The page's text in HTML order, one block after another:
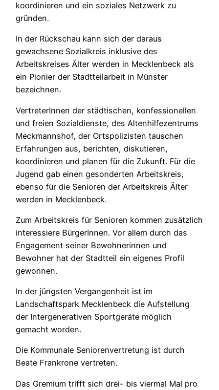
koordinieren und ein soziales Netzwerk zu
gründen.
In der Rückschau kann sich der daraus
gewachsene Sozialkreis inklusive des
Arbeitskreises Älter werden in Mecklenbeck als
ein Pionier der Stadtteilarbeit in Münster
bezeichnen.
VertreterInnen der städtischen, konfessionellen
und freien Sozialdienste, des Altenhilfezentrums
Meckmannshof, der Ortspolizisten tauschen
Erfahrungen aus, berichten, diskutieren,
koordinieren und planen für die Zukunft. Für die
Jugend gab einen gesonderten Arbeitskreis,
ebenso für die Senioren der Arbeitskreis Älter
werden in Mecklenbeck.
Zum Arbeitskreis für Senioren kommen zusätzlich
interessiere BürgerInnen. Vor allem durch das
Engagement seiner Bewohnerinnen und
Bewohner hat der Stadtteil ein eigenes Profil
gewonnen.
In der jüngsten Vergangenheit ist im
Landschaftspark Mecklenbeck die Aufstellung
der Intergenerativen Sportgeräte möglich
gemacht worden.
Die Kommunale Seniorenvertretung ist durch
Beate Frankrone vertreten.
Das Gremium trifft sich drei- bis viermal Mal pro